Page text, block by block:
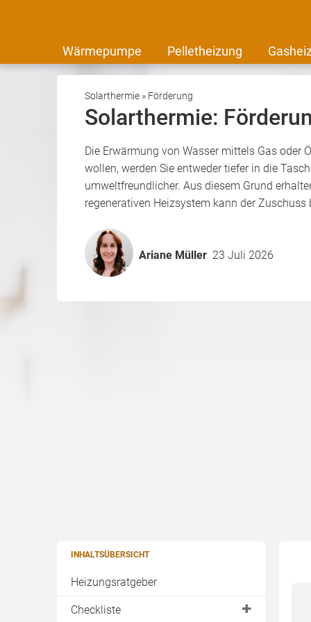
Wärmepumpe Pelletheizung
Solarthermie » Förderung
Solarthermie:
Die Erwärmung von Wasser mittels Gas oder
wollen, werden Sie entweder tiefer in die
umweltfreundlicher. Aus diesem Grund
regenerativen Heizsystem kann der
Ariane Müller 23 Juli 2026
INHALTSÜBERSICHT
Heizungsratgeber
Checkliste